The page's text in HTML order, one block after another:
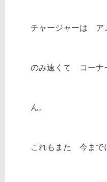
チャージャーは ア
のみ速くて コーナ
ん。
これもまた 今まで